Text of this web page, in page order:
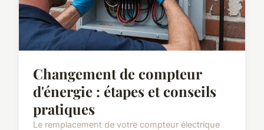
Changement de compteur
d'énergie : étapes et conseils
pratiques
Le remplacement de votre compteur électrique